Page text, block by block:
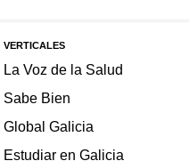
VERTICALES
La Voz de la Salud
Sabe Bien
Global Galicia
Estudiar en Galicia